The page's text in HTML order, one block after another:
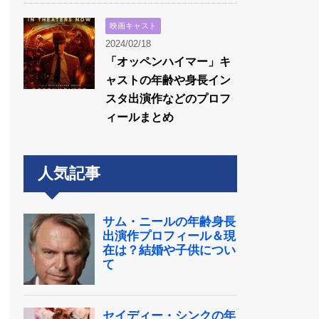
映画キャスト
2024/02/18
「オッペンハイマー」キ
ャストの年齢や身長イン
スタ出演作などのプロフ
ィールまとめ
人気記事